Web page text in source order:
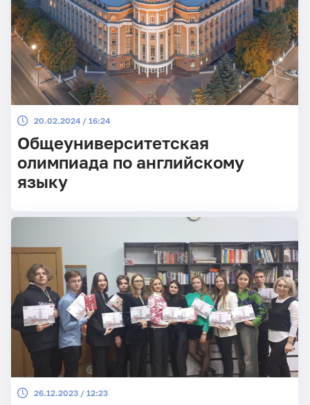
20.02.2024 / 16:24
Общеуниверситетская
олимпиада по английскому
языку
26.12.2023 / 12:23